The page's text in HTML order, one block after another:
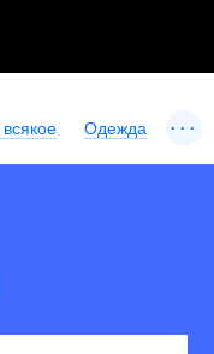
Одежда ...